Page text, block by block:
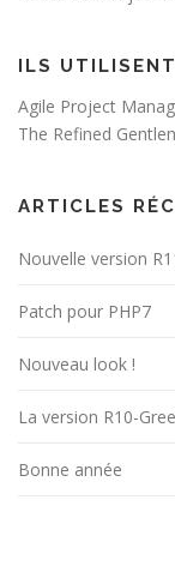
ILS
Agile Project
The Refined
ARTICLES
Nouvelle version
Patch pour PHP7
Nouveau look !
La version R10-
Bonne année